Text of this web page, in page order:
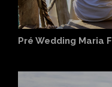
Pré Wedding Maria